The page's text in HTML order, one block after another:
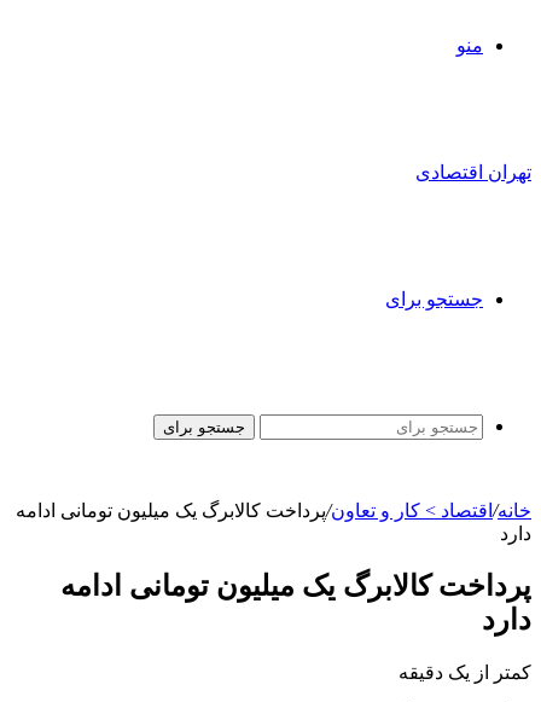
منو
تهران اقتصادی
جستجو برای
جستجو برای
خانه/ اقتصاد > کار و تعاون/پرداخت کالابرگ یک میلیون تومانی ادامه
دارد
پرداخت کالابرگ یک میلیون تومانی ادامه
دارد
کمتر از یک دقیقه